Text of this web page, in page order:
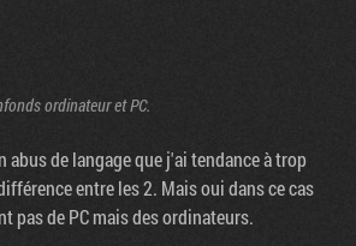
ordinateur et PC.
abus de langage que j'ai tendance à trop
entre les 2. Mais oui dans ce cas
pas de PC mais des ordinateurs.